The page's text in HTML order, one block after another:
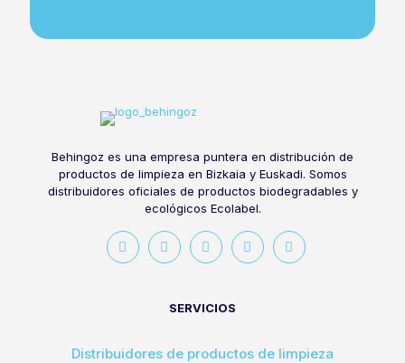
Behingoz es una empresa puntera en distribución de
productos de limpieza en Bizkaia y Euskadi. Somos
distribuidores oficiales de productos biodegradables y
ecológicos Ecolabel.
SERVICIOS
Distribuidores de productos de limpieza